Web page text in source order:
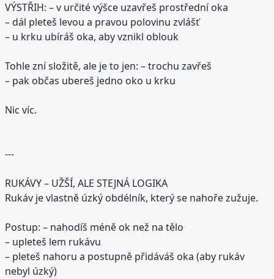
VÝSTŘIH: – v určité výšce uzavřeš prostřední oka
– dál pleteš levou a pravou polovinu zvlášť
– u krku ubíráš oka, aby vznikl oblouk
Tohle zní složitě, ale je to jen: – trochu zavřeš
– pak občas ubereš jedno oko u krku
Nic víc.
---
RUKÁVY – UŽŠÍ, ALE STEJNÁ LOGIKA
Rukáv je vlastně úzký obdélník, který se nahoře zužuje.
Postup: – nahodíš méně ok než na tělo
– upleteš lem rukávu
– pleteš nahoru a postupně přidáváš oka (aby rukáv
nebyl úzký)